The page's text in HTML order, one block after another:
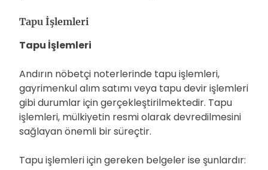
Tapu İşlemleri
Tapu İşlemleri
Andırın nöbetçi noterlerinde tapu işlemleri,
gayrimenkul alım satımı veya tapu devir işlemleri
gibi durumlar için gerçekleştirilmektedir. Tapu
işlemleri, mülkiyetin resmi olarak devredilmesini
sağlayan önemli bir süreçtir.
Tapu işlemleri için gereken belgeler ise şunlardır: